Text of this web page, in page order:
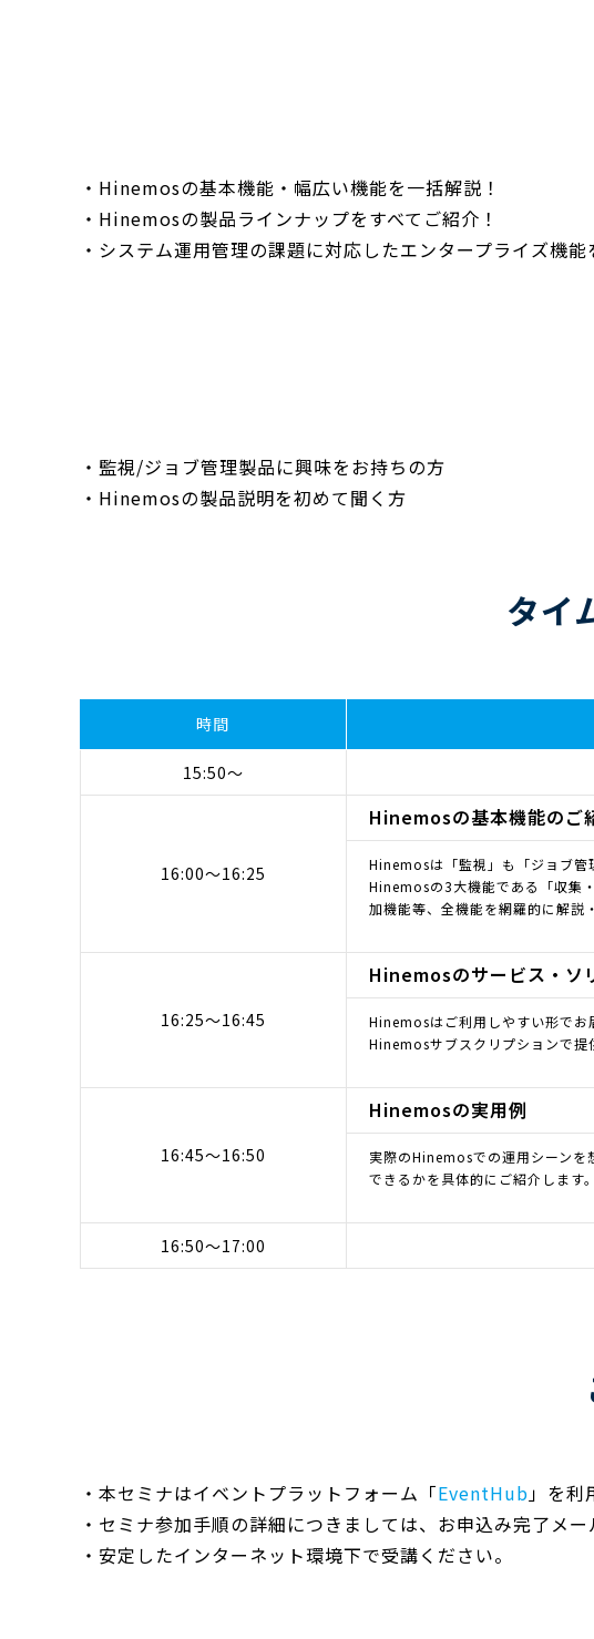
・Hinemosの基本機能・幅広い機能を一括解説！
・Hinemosの製品ラインナップをすべてご紹介！
・システム運用管理の課題に対応したエンタープライズ機能
・監視/ジョブ管理製品に興味をお持ちの方
・Hinemosの製品説明を初めて聞く方
タイ
時間
15:50～
16:00～16:25
Hinemosの基本機能のご
Hinemosは「監視」も「ジョブ管
Hinemosの3大機能である「収集
加機能等、全機能を網羅的に解説
16:25～16:45
Hinemosのサービス・ソ
Hinemosはご利用しやすい形でお
Hinemosサブスクリプションで提
16:45～16:50
Hinemosの実用例
実際のHinemosでの運用シーン
できるかを具体的にご紹介します。
16:50～17:00
・本セミナはイベントプラットフォーム「EventHub」を利
・セミナ参加手順の詳細につきましては、お申込み完了メー
・安定したインターネット環境下で受講ください。